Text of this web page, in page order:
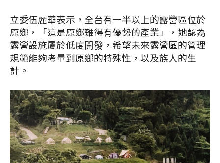
立委伍麗華表示，全台有一半以上的露營區位於
原鄉，「這是原鄉難得有優勢的產業」，她認為
露營設施屬於低度開發，希望未來露營區的管理
規範能夠考量到原鄉的特殊性，以及族人的生
計。